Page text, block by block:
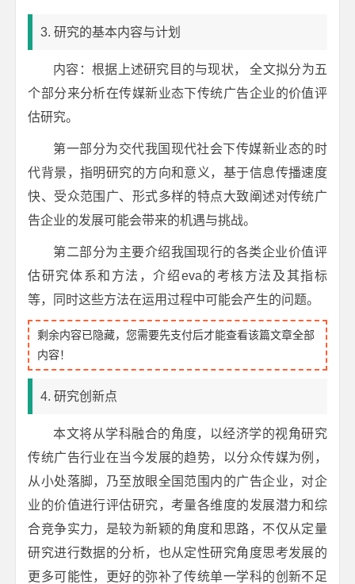
3. 研究的基本内容与计划
内容：根据上述研究目的与现状， 全文拟分为五
个部分来分析在传媒新业态下传统广告企业的价值评
估研究。
第一部分为交代我国现代社会下传媒新业态的时
代背景，指明研究的方向和意义，基于信息传播速度
快、受众范围广、形式多样的特点大致阐述对传统广
告企业的发展可能会带来的机遇与挑战。
第二部分为主要介绍我国现行的各类企业价值评
估研究体系和方法，介绍eva的考核方法及其指标
等，同时这些方法在运用过程中可能会产生的问题。
剩余内容已隐藏，您需要先支付后才能查看该篇文章全部
内容！
4. 研究创新点
本文将从学科融合的角度，以经济学的视角研究
传统广告行业在当今发展的趋势，以分众传媒为例，
从小处落脚，乃至放眼全国范围内的广告企业，对企
业的价值进行评估研究，考量各维度的发展潜力和综
合竞争实力，是较为新颖的角度和思路，不仅从定量
研究进行数据的分析，也从定性研究角度思考发展的
更多可能性，更好的弥补了传统单一学科的创新不足